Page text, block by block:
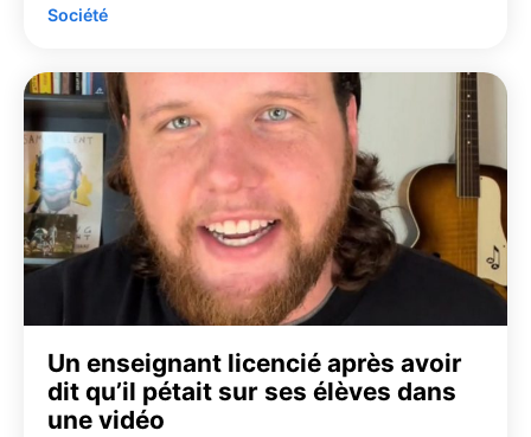
Société
Un enseignant licencié après avoir
dit qu’il pétait sur ses élèves dans
une vidéo